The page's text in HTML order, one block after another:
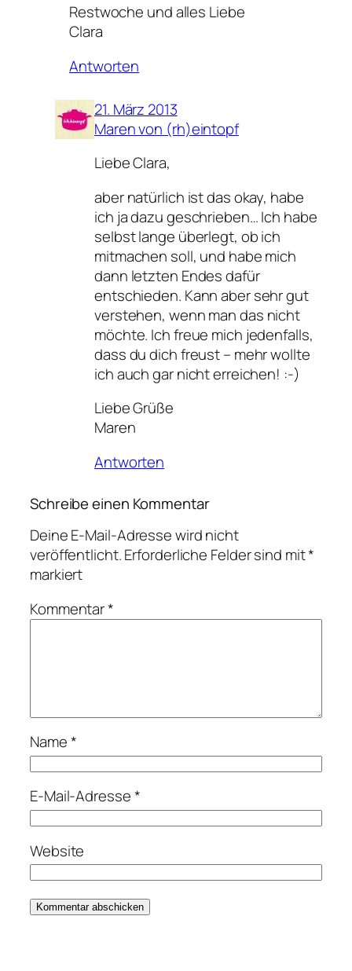
Restwoche und alles Liebe
Clara
Antworten
21. März 2013
Maren von (rh)eintopf
Liebe Clara,
aber natürlich ist das okay, habe
ich ja dazu geschrieben… Ich habe
selbst lange überlegt, ob ich
mitmachen soll, und habe mich
dann letzten Endes dafür
entschieden. Kann aber sehr gut
verstehen, wenn man das nicht
möchte. Ich freue mich jedenfalls,
dass du dich freust – mehr wollte
ich auch gar nicht erreichen! :-)
Liebe Grüße
Maren
Antworten
Schreibe einen Kommentar
Deine E-Mail-Adresse wird nicht
veröffentlicht.Erforderliche Felder sind mit*
markiert
Kommentar*
Name*
E-Mail-Adresse*
Website